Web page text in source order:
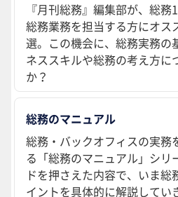
『月刊総務』編集部が、総
総務業務を担当する方にオス
選。この機会に、総務実務の
ネススキルや総務の考え方に
か？
総務のマニュアル
総務・バックオフィスの実務
る「総務のマニュアル」シリ
ドを押さえた内容で、いま総
イントを具体的に解説してい